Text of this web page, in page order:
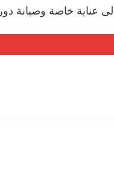
عناية خاصة وصيانة